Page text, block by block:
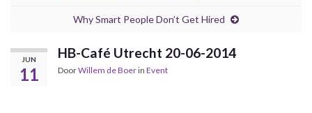
Why Smart People Don’t Get Hired
JUN
11
HB-Café Utrecht 20-06-2014
DoorWillem de Boerin Event